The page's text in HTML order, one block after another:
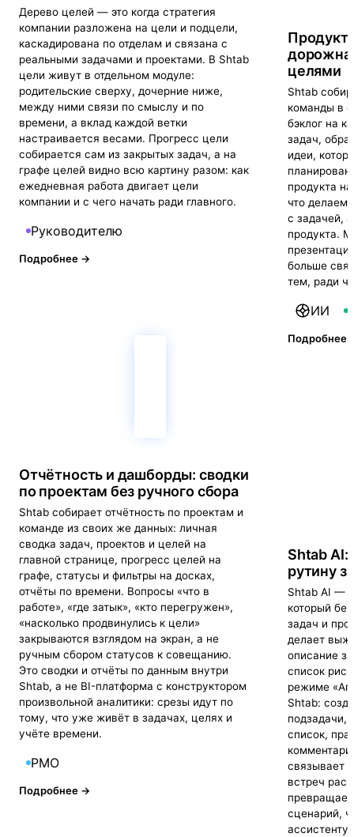
Дерево целей — это когда стратегия
компании разложена на цели и подцели,
каскадирована по отделам и связана с
реальными задачами и проектами. В Shtab
цели живут в отдельном модуле:
родительские сверху, дочерние ниже,
между ними связи по смыслу и по
времени, а вклад каждой ветки
настраивается весами. Прогресс цели
собирается сам из закрытых задач, а на
графе целей видно всю картину разом: как
ежедневная работа двигает цели
компании и с чего начать ради главного.
Руководителю
Подробнее →
Отчётность и дашборды: сводки
по проектам без ручного сбора
Shtab собирает отчётность по проектам и
команде из своих же данных: личная
сводка задач, проектов и целей на
главной странице, прогресс целей на
графе, статусы и фильтры на досках,
отчёты по времени. Вопросы «что в
работе», «где затык», «кто перегружен»,
«насколько продвинулись к цели»
закрываются взглядом на экран, а не
ручным сбором статусов к совещанию.
Это сводки и отчёты по данным внутри
Shtab, а не BI-платформа с конструктором
произвольной аналитики: срезы идут по
тому, что уже живёт в задачах, целях и
учёте времени.
PMO
Подробнее →
целями
Shtab
команды в
бэклог на
задач,
идеи,
продукта
что
с задачей,
продукта.
больше
тем, ради
ИИ
Подробнее
Shtab AI:
рутину
Shtab AI —
который
задач и
делает
описание
список
режиме
Shtab:
подзадачи,
список,
связывает
встреч
сценарий,
ассистенту